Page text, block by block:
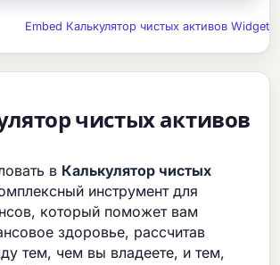
Embed Калькулятор чистых активов Widget
чистых активов
в Калькулятор чистых
инструмент для
который поможет вам
здоровье, рассчитав
тем, чем вы владеете, и тем,